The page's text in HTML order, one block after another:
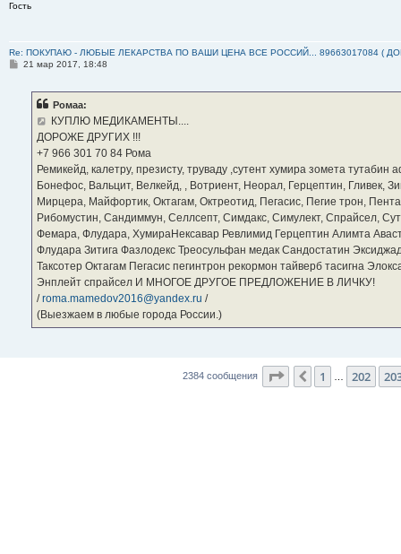
Гость
Re: ПОКУПАЮ - ЛЮБЫЕ ЛЕКАРСТВА ПО ВАШИ ЦЕНА ВСЕ РОССИЙ... 89663017084 (
С21 мар 2017, 18:48
Ромаа:
КУПЛЮ МЕДИКАМЕНТЫ....
ДОРОЖЕ ДРУГИХ !!!
‪+7 966 301 70 84‬ Рома
Ремикейд, калетру, презисту, труваду ,сутент хумира зомета
Бонефос, Вальцит, Велкейд, , Вотриент, Неорал, Герцептин, Гливек,
Мирцера, Майфортик, Октагам, Октреотид, Пегасис, Пегие трон,
Рибомустин, Сандиммун, Селлсепт, Симдакс, Симулект, Спрайсел,
Фемара, Флудара, ХумираНексавар Ревлимид Герцептин Алимта
Флудара Зитига Фазлодекс Треосульфан медак Сандостатин
Таксотер Октагам Пегасис пегинтрон рекормон тайверб тасигна
Энплейт спрайсел И МНОГОЕ ДРУГОЕ ПРЕДЛОЖЕНИЕ В ЛИЧКУ!
/roma.mamedov2016@yandex.ru /
(Выезжаем в любые города России.)
2384 сообщения Страница 204из
Пред.
1 202